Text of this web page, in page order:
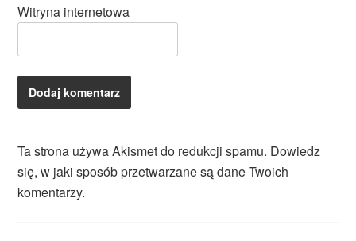
Witryna internetowa
Ta strona używa Akismet do redukcji spamu. Dowiedz
się, w jaki sposób przetwarzane są dane Twoich
komentarzy.